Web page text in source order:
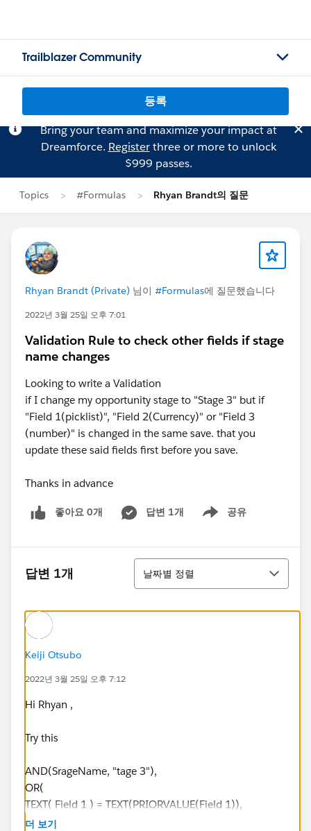
Trailblazer Community
등록
Bring your team and maximize your impact at
Dreamforce. Registerthree or more to unlock
$999 passes.
Topics #Formulas Rhyan Brandt의 질문
Rhyan Brandt (Private) 님이 #Formulas에 질문했습니다
2022년 3월 25일 오후 7:01
Validation Rule to check other fields if stage
name changes
Looking to write a Validation
if I change my opportunity stage to "Stage 3" but if
"Field 1(picklist)", "Field 2(Currency)" or "Field 3
(number)" is changed in the same save. that you
update these said fields first before you save.
Thanks in advance
좋아요 0개 답변 1개 공유
Show menu
답변 1개
정렬
날짜별 정렬
Keiji Otsubo
2022년 3월 25일 오후 7:12
Hi Rhyan ,
Try this
AND(SrageName, "tage 3"),
OR(
TEXT( Field 1 ) = TEXT(PRIORVALUE(Field 1)),
Field 2 = PRIORVALUE(Field 2),
더 보기